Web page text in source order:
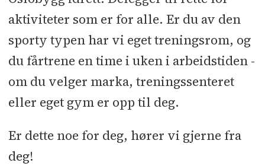
aktiviteter som er for alle. Er du av den
sporty typen har vi eget treningsrom, og
du fårtrene en time i uken i arbeidstiden -
om du velger marka, treningssenteret
eller eget gym er opp til deg.
Er dette noe for deg, hører vi gjerne fra
deg!